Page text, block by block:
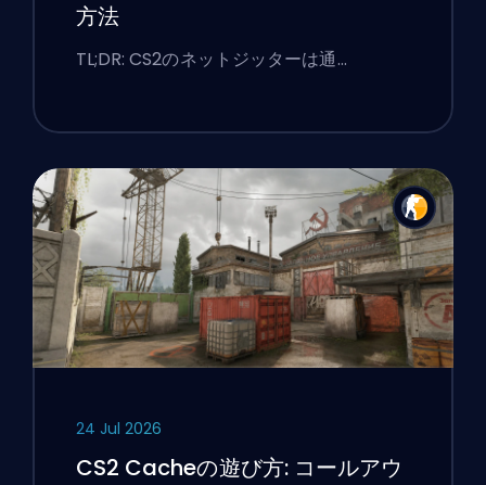
方法
TL;DR: CS2のネットジッターは通…
24 Jul 2026
CS2 Cacheの遊び方: コールアウ